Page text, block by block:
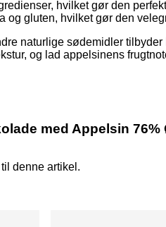
hvilket gør den
og gluten, hvilket gør den
naturlige sødemidler
og lad appelsinens
med Appelsin 76%
denne artikel.